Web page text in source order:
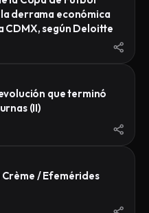
derrama económica
CDMX, según Deloitte
que terminó
(II)
Crème / Efemérides